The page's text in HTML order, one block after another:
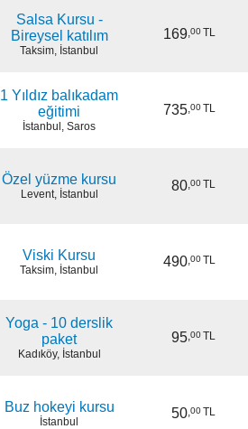
Salsa Kursu -
Bireysel katılım
Taksim, İstanbul
169,00 TL
1 Yıldız balıkadam
eğitimi
İstanbul, Saros
735,00 TL
Özel yüzme kursu
Levent, İstanbul
80,00 TL
Viski Kursu
Taksim, İstanbul
490,00 TL
Yoga - 10 derslik
paket
Kadıköy, İstanbul
95,00 TL
Buz hokeyi kursu
İstanbul
50,00 TL